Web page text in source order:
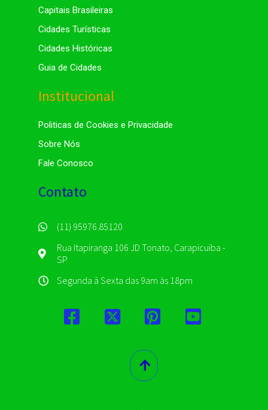
Capitais Brasileiras
Cidades Turísticas
Cidades Históricas
Guia de Cidades
Institucional
Politicas de Cookies e Privacidade
Sobre Nós
Fale Conosco
Contato
(11) 95976.85120
Rua Itapiranga 106 JD Tonato, Carapicuiba -
SP
Segunda à Sexta das 9am às 18pm